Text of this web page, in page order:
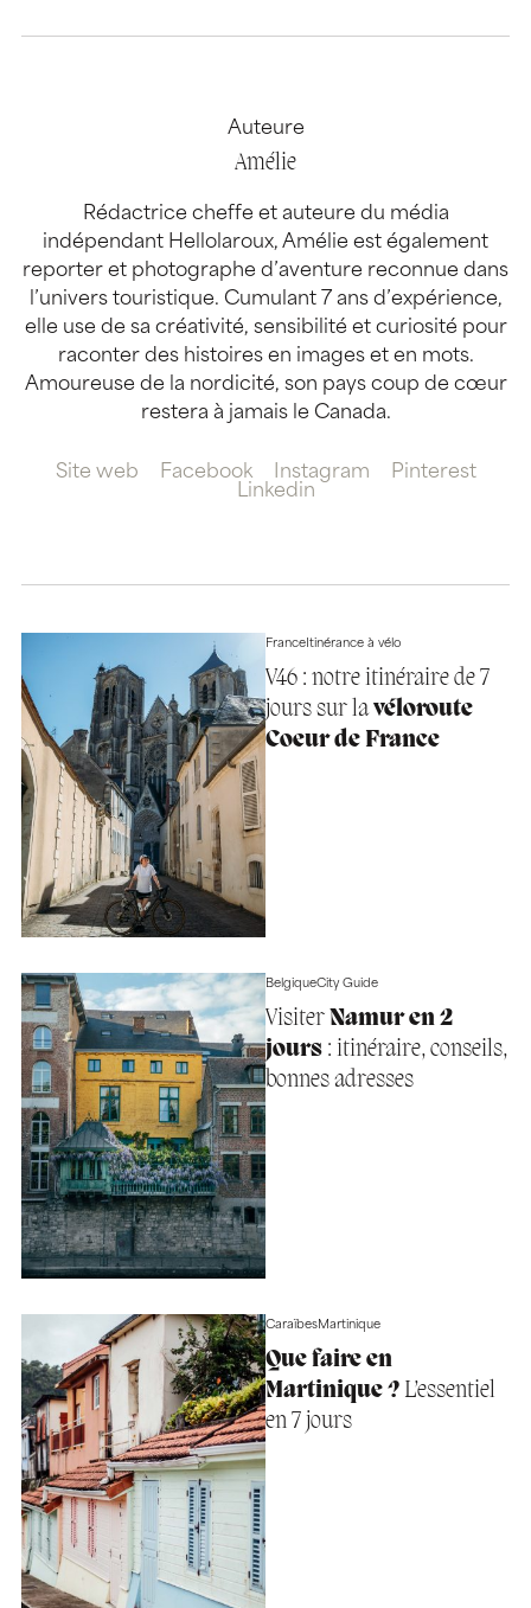
Auteure
Amélie
Rédactrice cheffe et auteure du média
indépendant Hellolaroux, Amélie est également
reporter et photographe d’aventure reconnue dans
l’univers touristique. Cumulant 7 ans d’expérience,
elle use de sa créativité, sensibilité et curiosité pour
raconter des histoires en images et en mots.
Amoureuse de la nordicité, son pays coup de cœur
restera à jamais le Canada.
Site web Facebook Instagram
Pinterest
Linkedin
FranceItinérance à vélo
V46 : notre itinéraire de 7
jours sur lavéloroute
Coeur de France
BelgiqueCity Guide
Visiter Namur en 2
jours: itinéraire, conseils,
bonnes adresses
CaraïbesMartinique
Que faire en
Martinique ?L’essentiel
en 7 jours